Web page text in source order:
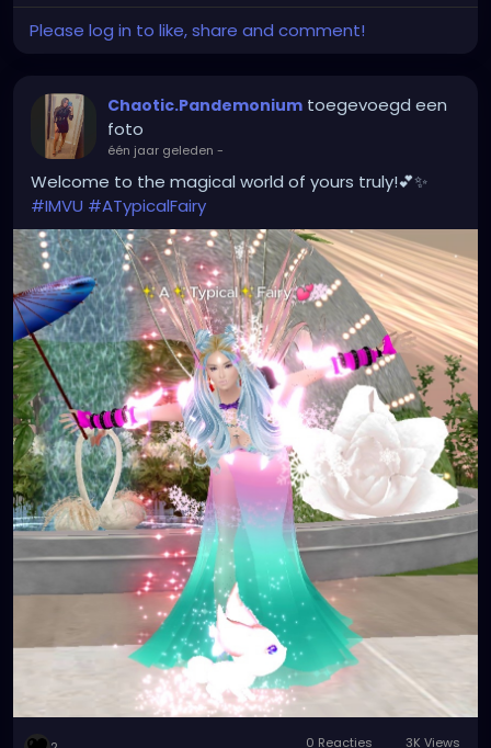
Please log in to like, share and comment!
Chaotic.Pandemonium toegevoegd een
foto
één jaar geleden -
Welcome to the magical world of yours truly!💕✨
#IMVU #ATypicalFairy
0 Reacties 3K Views